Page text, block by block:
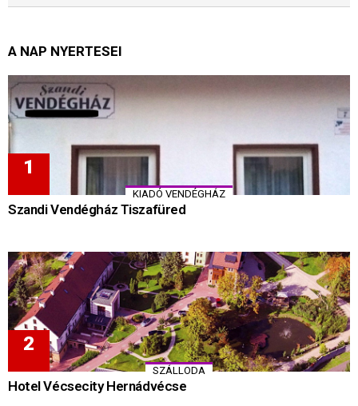
A NAP NYERTESEI
KIADÓ VENDÉGHÁZ
Szandi Vendégház Tiszafüred
SZÁLLODA
Hotel Vécsecity Hernádvécse